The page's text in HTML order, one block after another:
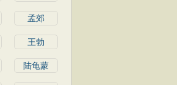
孟郊
王勃
陆龟蒙